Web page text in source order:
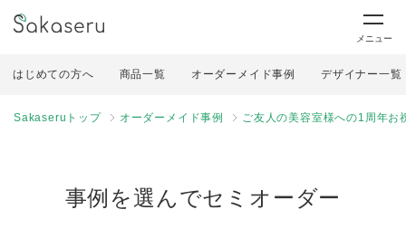
メニュー
はじめての方へ 商品一覧 オーダーメイド事例 デザイナー一覧
Sakaseruトップ オーダーメイド事例 ご友人の美容室様への1周年お
事例を選んでセミオーダー